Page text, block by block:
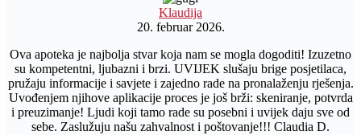
Klaudija
20. februar 2026.
Ova apoteka je najbolja stvar koja nam se mogla dogoditi! Izuzetno
su kompetentni, ljubazni i brzi. UVIJEK slušaju brige posjetilaca,
pružaju informacije i savjete i zajedno rade na pronalaženju rješenja.
Uvođenjem njihove aplikacije proces je još brži: skeniranje, potvrda
i preuzimanje! Ljudi koji tamo rade su posebni i uvijek daju sve od
sebe. Zaslužuju našu zahvalnost i poštovanje!!! Claudia D.